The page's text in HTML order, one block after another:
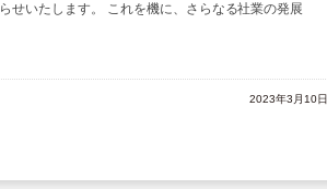
せいたします。 これを機に、さらなる社業の発展
2023年3月10日